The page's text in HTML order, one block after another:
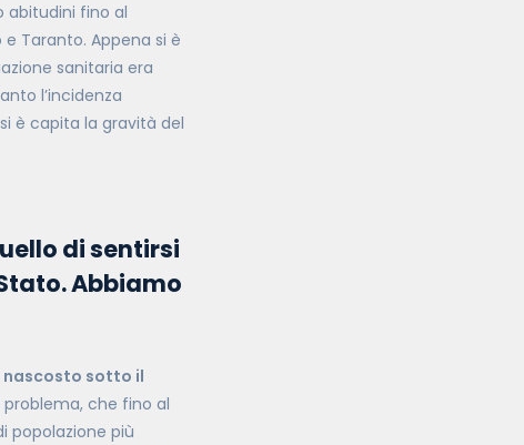
abitudini fino al
Taranto. Appena si è
sanitaria era
l’incidenza
è capita la gravità del
di sentirsi
Abbiamo
nascosto sotto il
problema, che fino al
popolazione più